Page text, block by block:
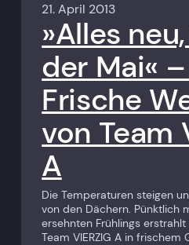
21. April 2013
»Alles
der Mai« –
Frische
von Team
A
Die Temperaturen steigen
von den Dächern. Pünktlich
ersehnten Frühlings
Team VIERZIG A in frischem